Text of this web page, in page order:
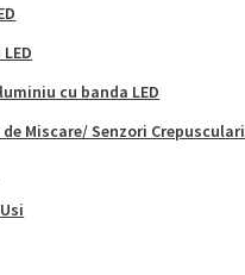
cu banda LED
Miscare/ Senzori Crepusculari